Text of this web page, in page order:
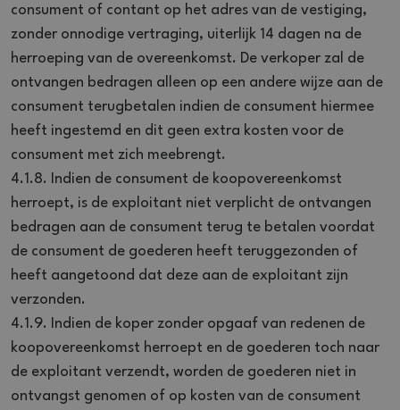
consument of contant op het adres van de vestiging,
zonder onnodige vertraging, uiterlijk 14 dagen na de
herroeping van de overeenkomst. De verkoper zal de
ontvangen bedragen alleen op een andere wijze aan de
consument terugbetalen indien de consument hiermee
heeft ingestemd en dit geen extra kosten voor de
consument met zich meebrengt.
4.1.8. Indien de consument de koopovereenkomst
herroept, is de exploitant niet verplicht de ontvangen
bedragen aan de consument terug te betalen voordat
de consument de goederen heeft teruggezonden of
heeft aangetoond dat deze aan de exploitant zijn
verzonden.
4.1.9. Indien de koper zonder opgaaf van redenen de
koopovereenkomst herroept en de goederen toch naar
de exploitant verzendt, worden de goederen niet in
ontvangst genomen of op kosten van de consument